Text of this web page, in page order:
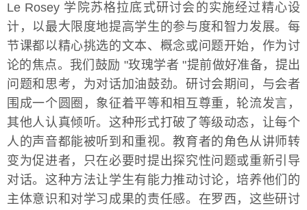
Le Rosey 学院苏格拉底式研讨会的实施经过精心设
计，以最大限度地提高学生的参与度和智力发展。每
节课都以精心挑选的文本、概念或问题开始，作为讨
论的焦点。我们鼓励 "玫瑰学者 "提前做好准备，提出
问题和思考，为对话加油鼓劲。研讨会期间，与会者
围成一个圆圈，象征着平等和相互尊重，轮流发言，
其他人认真倾听。这种形式打破了等级动态，让每个
人的声音都能被听到和重视。教育者的角色从讲师转
变为促进者，只在必要时提出探究性问题或重新引导
对话。这种方法让学生有能力推动讨论，培养他们的
主体意识和对学习成果的责任感。在罗西，这些研讨